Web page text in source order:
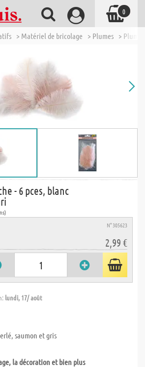
> Matériel de bricolage > Plumes >
- 6 pces, blanc
N° 305623
2,99 €
lundi, 17/ août
saumon et gris
la décoration et bien plus
0